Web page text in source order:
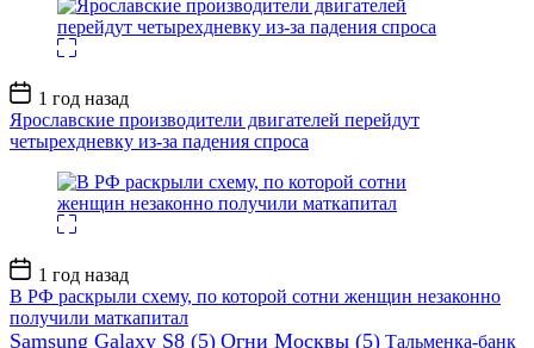
Дата
записи
1 год назад
Ярославские производители двигателей перейдут
четырехдневку из-за падения спроса
Дата
записи
1 год назад
В РФ раскрыли схему, по которой сотни женщин незаконно
получили маткапитал
Samsung Galaxy S8 (5) Огни Москвы (5) Тальменка-банк